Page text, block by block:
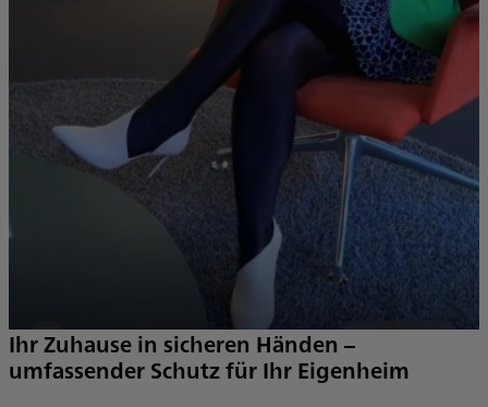
Ihr Zuhause in sicheren Händen –
umfassender Schutz für Ihr Eigenheim